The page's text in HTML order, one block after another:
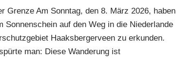
Grenze Am Sonntag, den 8. März 2026, haben
Sonnenschein auf den Weg in die Niederlande
Haaksbergerveen zu erkunden.
man: Diese Wanderung ist